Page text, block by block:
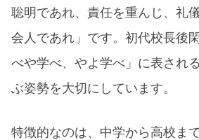
聡明であれ、責任を重んじ、礼
会人であれ」です。初代校長後
べや学べ、やよ学べ」に表され
ぶ姿勢を大切にしています。​
特徴的なのは、中学から高校ま